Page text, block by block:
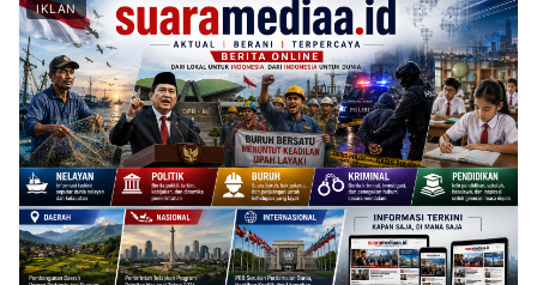
IKLAN